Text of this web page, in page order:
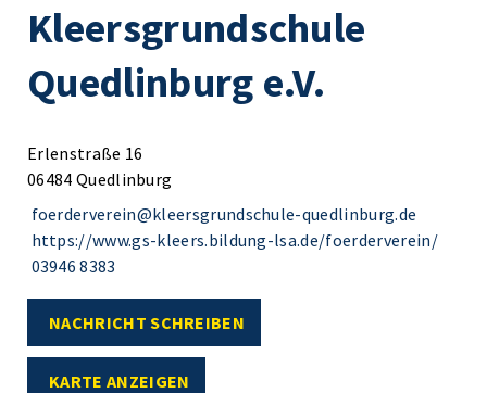
Kleersgrundschule
Quedlinburg e.V.
Erlenstraße 16
06484 Quedlinburg
foerderverein@kleersgrundschule-quedlinburg.de
https://www.gs-kleers.bildung-lsa.de/foerderverein/
03946 8383
NACHRICHT SCHREIBEN
KARTE ANZEIGEN